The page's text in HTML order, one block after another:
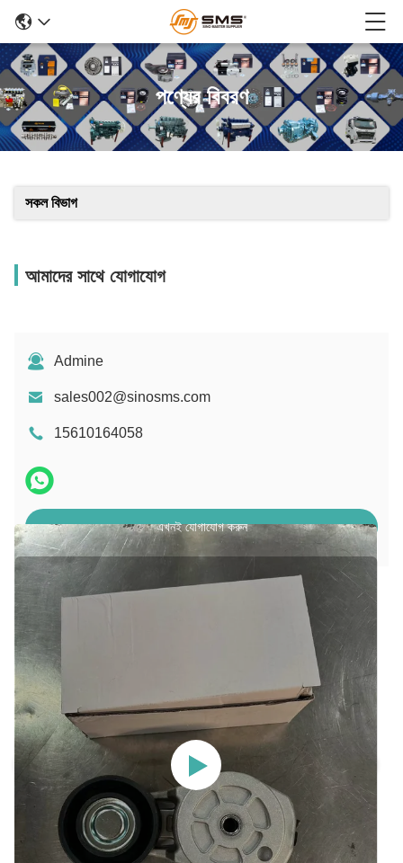
পণ্যের বিবরণ
সকল বিভাগ
আমাদের সাথে যোগাযোগ
Admine
sales002@sinosms.com
15610164058
এখনই যোগাযোগ করুন